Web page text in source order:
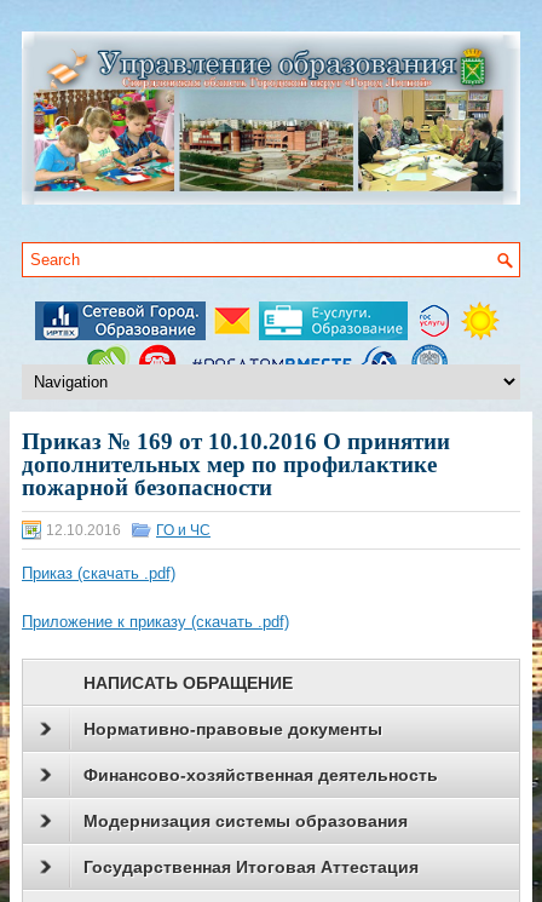
Приказ № 169 от 10.10.2016 О принятии
дополнительных мер по профилактике
пожарной безопасности
12.10.2016 ГО и ЧС
Приказ (скачать .pdf)
Приложение к приказу (cкачать .pdf)
НАПИСАТЬ ОБРАЩЕНИЕ
Нормативно-правовые документы
Финансово-хозяйственная деятельность
Модернизация системы образования
Государственная Итоговая Аттестация